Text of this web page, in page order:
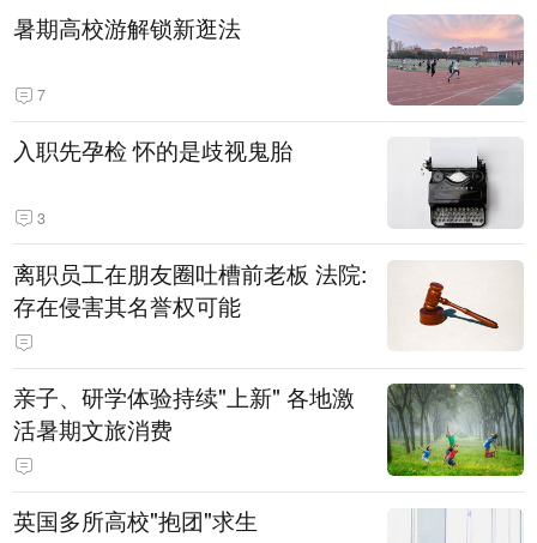
暑期高校游解锁新逛法
7
入职先孕检 怀的是歧视鬼胎
3
离职员工在朋友圈吐槽前老板 法院:
存在侵害其名誉权可能
亲子、研学体验持续"上新" 各地激
活暑期文旅消费
英国多所高校"抱团"求生